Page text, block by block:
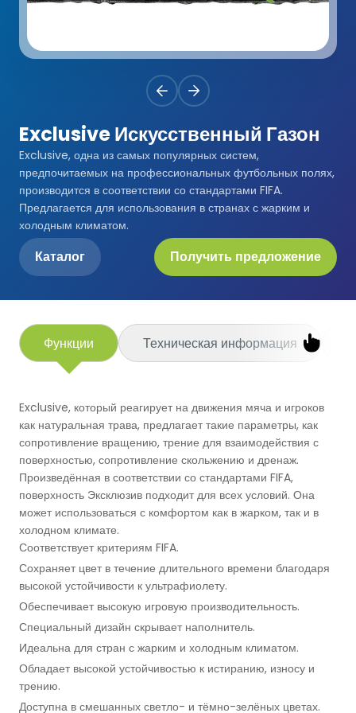
Легкоатлетические Дорожки
Падельн Клубы
Падбол Корты
Корт для Пиклбола
Теннисные Корты
Стальные Трибуны
Баскетбольные Корты
Волейбольные Корты
Гандбольные Корты
Многофункциональные Поля
Хоккейные Поля
Бейсбольные Поля
Регби Поля
Бадминтонные Корты
DuoGrass
Без Заполнителя
Падел Турф
Теннисная Трава
Гольфовая Трава
Гибридная Трава
Спортивный Паркет
Спортивный ПВХ
Акриловое Покрытие
Модульное Резиновое Покрытие
Дренированный Шокпад
Кварцевый Песок
Exclusive Искусственный Газон
Exclusive, одна из самых популярных систем,
предпочитаемых на профессиональных футбольных полях,
производится в соответствии со стандартами FIFA.
Предлагается для использования в странах с жарким и
холодным климатом.
Каталог Получить предложение
Функции Техническая информация
Exclusive, который реагирует на движения мяча и игроков
как натуральная трава, предлагает такие параметры, как
сопротивление вращению, трение для взаимодействия с
поверхностью, сопротивление скольжению и дренаж.
Произведённая в соответствии со стандартами FIFA,
поверхность Эксклюзив подходит для всех условий. Она
может использоваться с комфортом как в жарком, так и в
холодном климате.
Соответствует критериям FIFA.
Сохраняет цвет в течение длительного времени благодаря
высокой устойчивости к ультрафиолету.
Обеспечивает высокую игровую производительность.
Специальный дизайн скрывает наполнитель.
Идеальна для стран с жарким и холодным климатом.
Обладает высокой устойчивостью к истиранию, износу и
трению.
Доступна в смешанных светло- и тёмно-зелёных цветах.